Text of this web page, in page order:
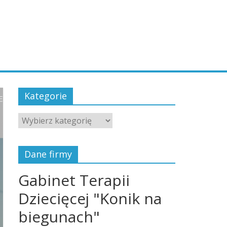
Kategorie
Kategorie
Dane firmy
Gabinet Terapii
Dziecięcej "Konik na
biegunach"